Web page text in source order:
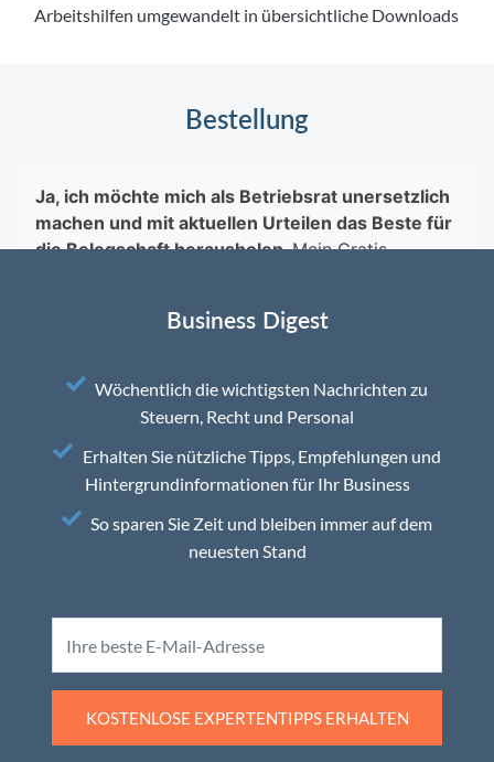
Arbeitshilfen umgewandelt in übersichtliche Downloads
Bestellung
Business Digest
Wöchentlich die wichtigsten Nachrichten zu
Steuern, Recht und Personal
Erhalten Sie nützliche Tipps, Empfehlungen und
Hintergrundinformationen für Ihr Business
So sparen Sie Zeit und bleiben immer auf dem
neuesten Stand
KOSTENLOSE EXPERTENTIPPS ERHALTEN